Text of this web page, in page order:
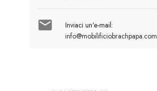

Inviaci un'e-mail:
info@mobilificiobrachpapa.com